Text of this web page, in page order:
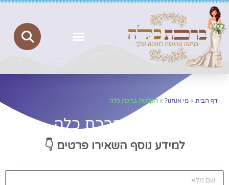
דף הבית »מי אנחנו? »הקלטת ברכת כלה
הקלטת ברכת כלה
למידע נוסף השאירו פרטים 👇